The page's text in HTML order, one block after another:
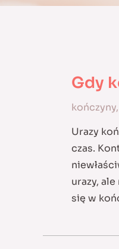
Gdy
kończyny,
Urazy
czas.
urazy,
się w